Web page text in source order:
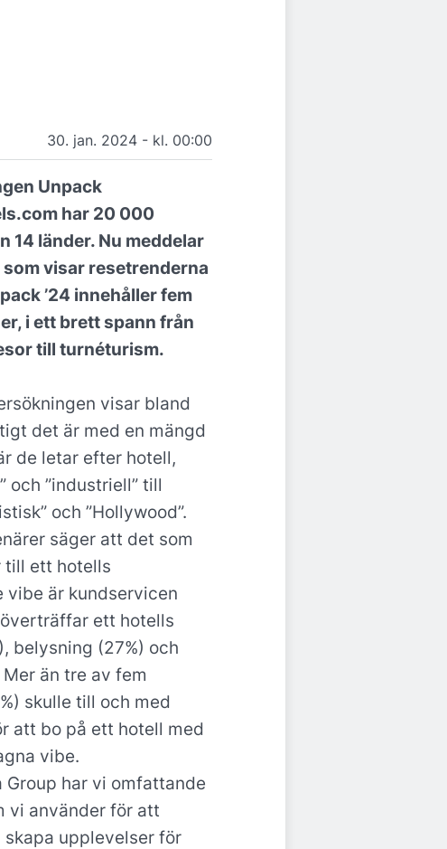
30. jan. 2024 - kl. 00:00
Unpack
har 20 000
14 länder. Nu meddelar
visar resetrenderna
’24 innehåller fem
i ett brett spann från
till turnéturism.
visar bland
det är med en mängd
de letar efter hotell,
och ”industriell” till
och ”Hollywood”.
säger att det som
till ett hotells
vibe är kundservicen
ett hotells
belysning (27%) och
än tre av fem
skulle till och med
att bo på ett hotell med
vibe.
Group har vi omfattande
vi använder för att
upplevelser för